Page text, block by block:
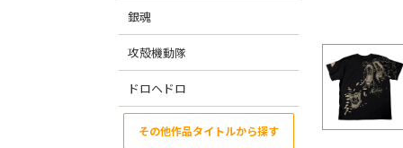
銀魂
攻殻機動隊
ドロヘドロ
その他作品タイトルから探す